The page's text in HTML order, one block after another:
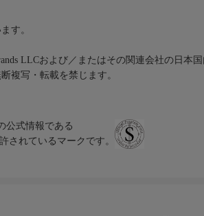
す。
LLCおよび／またはその関連会社の日本
複写・転載を禁じます。
公式情報である
されているマークです。